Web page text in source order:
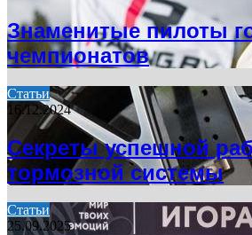
Знаменитые пилоты
чемпионатов
Статьи
16.12.2024
Секреты успешной
тормозной системы
Статьи
25.09.2025